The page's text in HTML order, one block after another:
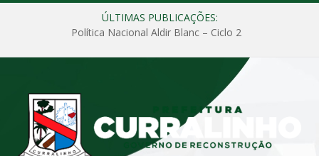
ÚLTIMAS PUBLICAÇÕES:
Política Nacional Aldir Blanc – Ciclo 2